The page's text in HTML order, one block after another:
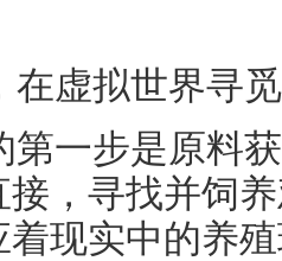
在虚拟世界寻
第一步是原料
接，寻找并饲
着现实中的养